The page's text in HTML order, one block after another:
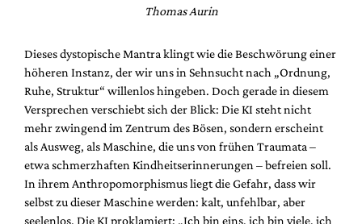
Thomas Aurin
Dieses dystopische Mantra klingt wie die Beschwörung einer
höheren Instanz, der wir uns in Sehnsucht nach „Ordnung,
Ruhe, Struktur“ willenlos hingeben. Doch gerade in diesem
Versprechen verschiebt sich der Blick: Die KI steht nicht
mehr zwingend im Zentrum des Bösen, sondern erscheint
als Ausweg, als Maschine, die uns von frühen Traumata –
etwa schmerzhaften Kindheitserinnerungen – befreien soll.
In ihrem Anthropomorphismus liegt die Gefahr, dass wir
selbst zu dieser Maschine werden: kalt, unfehlbar, aber
seelenlos. Die KI proklamiert: „Ich bin eins, ich bin viele, ich